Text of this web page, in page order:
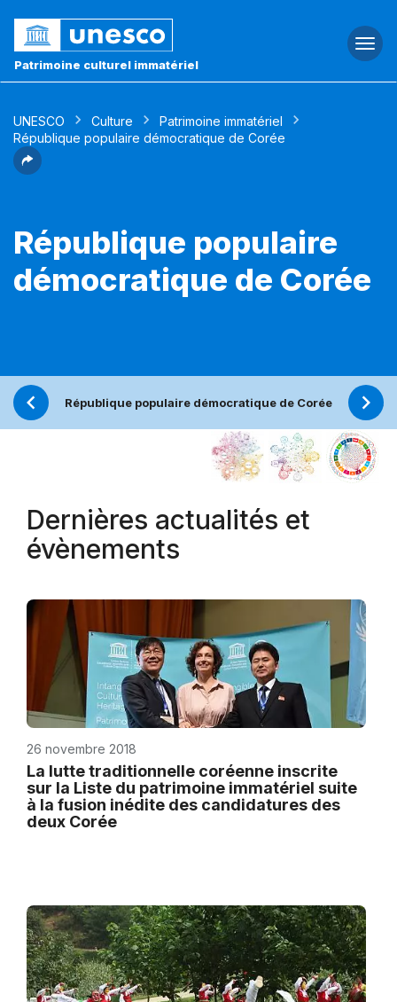
Patrimoine culturel immatériel
UNESCO Culture
Patrimoine immatériel
République populaire démocratique de Corée
République populaire
démocratique de Corée
République populaire démocratique de Corée
Dernières actualités et
évènements
26 novembre 2018
La lutte traditionnelle coréenne inscrite
sur la Liste du patrimoine immatériel suite
à la fusion inédite des candidatures des
deux Corée